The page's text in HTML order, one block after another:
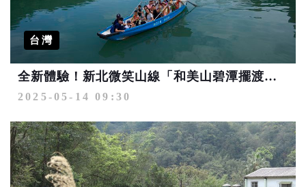
台灣
全新體驗！新北微笑山線「和美山碧潭擺渡＋賞螢」浪漫啟航
2025-05-14 09:30